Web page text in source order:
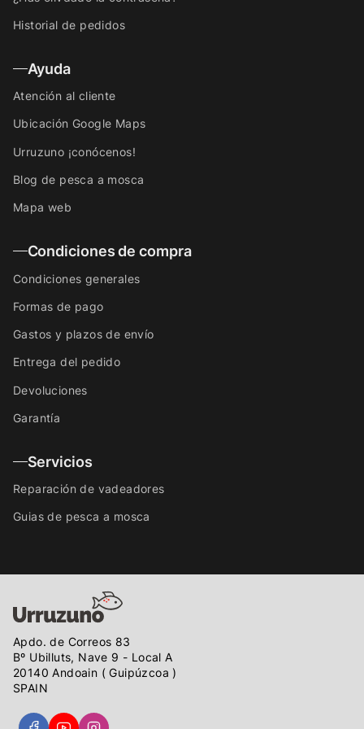
Historial de pedidos
Ayuda
Atención al cliente
Ubicación Google Maps
Urruzuno ¡conócenos!
Blog de pesca a mosca
Mapa web
Condiciones de compra
Condiciones generales
Formas de pago
Gastos y plazos de envío
Entrega del pedido
Devoluciones
Garantía
Servicios
Reparación de vadeadores
Guias de pesca a mosca
Apdo. de Correos 83
Bº Ubilluts, Nave 9 - Local A
20140 Andoain ( Guipúzcoa )
SPAIN